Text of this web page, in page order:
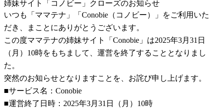
姉妹サイト「コノビー」クローズのお知らせ
いつも「ママテナ」「Conobie（コノビー）」をご利用いた
だき、まことにありがとうございます。
この度ママテナの姉妹サイト「Conobie」は2025年3月31日
（月）10時をもちまして、運営を終了することとなりまし
た。
突然のお知らせとなりますことを、お詫び申し上げます。
■サービス名：Conobie
■運営終了日時：2025年3月31日（月）10時